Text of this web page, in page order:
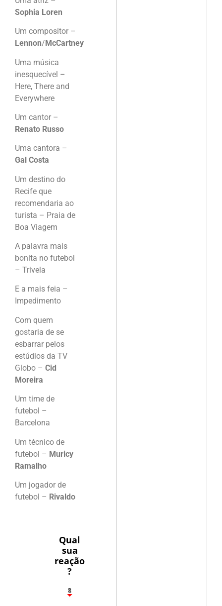
Sophia Loren
Um compositor –
Lennon/McCartney
Uma música
inesquecível –
Here, There and
Everywhere
Um cantor –
Renato Russo
Uma cantora –
Gal Costa
Um destino do
Recife que
recomendaria ao
turista – Praia de
Boa Viagem
A palavra mais
bonita no futebol
– Trivela
E a mais feia –
Impedimento
Com quem
gostaria de se
esbarrar pelos
estúdios da TV
Globo – Cid
Moreira
Um time de
futebol –
Barcelona
Um técnico de
futebol – Muricy
Ramalho
Um jogador de
futebol – Rivaldo
Qual
sua
reação
?
1
8